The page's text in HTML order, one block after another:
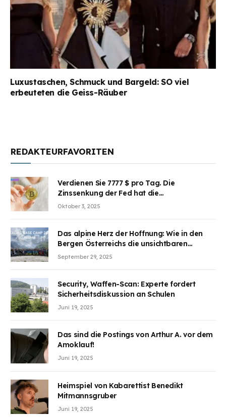
Luxustaschen, Schmuck und Bargeld: SO viel
erbeuteten die Geiss-Räuber
REDAKTEURFAVORITEN
Verdienen Sie 7777 $ pro Tag. Die
Zinssenkung der Fed hat die
Aufmerksamkeit des Marktes erregt.
Oktober 3, 2025
Das alpine Herz der Hoffnung: Wie in den
Bergen Österreichs die unsichtbaren
Wunden des Kriegesheilen
September 29, 2025
Security, Waffen-Scan: Experte fordert
Sicherheitsdiskussion an Schulen
Juni 19, 2025
Das sind die Postings von Arthur A. vor dem
Amoklauf!
Juni 19, 2025
Heimspiel von Kabarettist Benedikt
Mitmannsgruber
Juni 19, 2025